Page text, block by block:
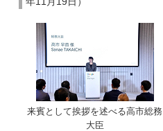
来賓として挨拶を述べる高市総務
大臣